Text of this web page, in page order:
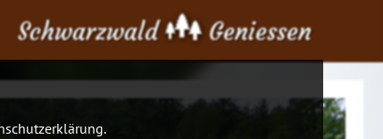
Schwarzwald Geniessen
.